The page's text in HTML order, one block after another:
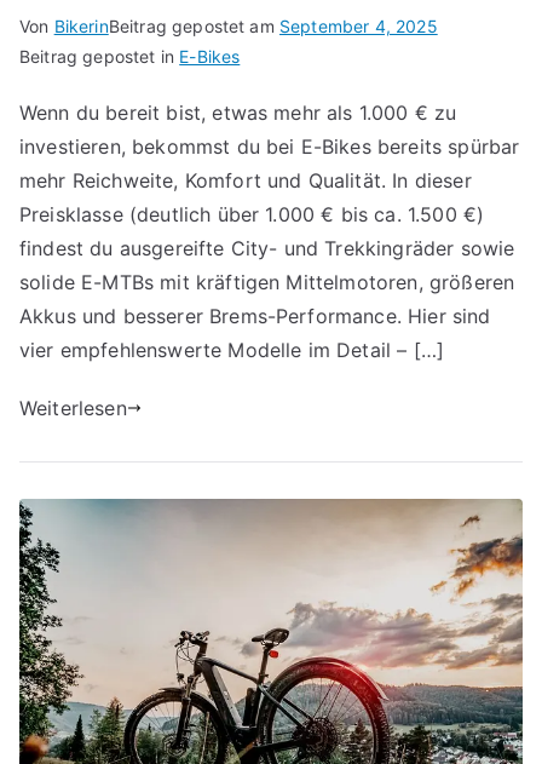
Von BikerinBeitrag gepostet am September 4, 2025
Beitrag gepostet in E-Bikes
Wenn du bereit bist, etwas mehr als 1.000 € zu
investieren, bekommst du bei E-Bikes bereits spürbar
mehr Reichweite, Komfort und Qualität. In dieser
Preisklasse (deutlich über 1.000 € bis ca. 1.500 €)
findest du ausgereifte City- und Trekkingräder sowie
solide E-MTBs mit kräftigen Mittelmotoren, größeren
Akkus und besserer Brems-Performance. Hier sind
vier empfehlenswerte Modelle im Detail – […]
Weiterlesen